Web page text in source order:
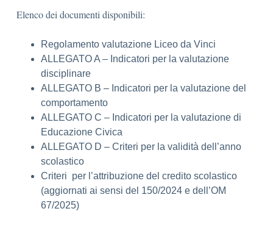
Elenco dei documenti disponibili:
Regolamento valutazione Liceo da Vinci
ALLEGATO A – Indicatori per la valutazione
disciplinare
ALLEGATO B – Indicatori per la valutazione del
comportamento
ALLEGATO C – Indicatori per la valutazione di
Educazione Civica
ALLEGATO D – Criteri per la validità dell’anno
scolastico
Criteri per l’attribuzione del credito scolastico
(aggiornati ai sensi del 150/2024 e dell’OM
67/2025)